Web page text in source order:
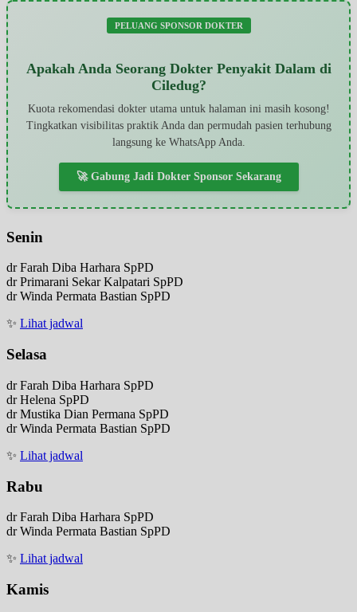
PELUANG SPONSOR DOKTER
Apakah Anda Seorang Dokter Penyakit Dalam di
Ciledug?
Kuota rekomendasi dokter utama untuk halaman ini masih kosong!
Tingkatkan visibilitas praktik Anda dan permudah pasien terhubung
langsung ke WhatsApp Anda.
🚀 Gabung Jadi Dokter Sponsor Sekarang
Senin
dr Farah Diba Harhara SpPD
dr Primarani Sekar Kalpatari SpPD
dr Winda Permata Bastian SpPD
✨ Lihat jadwal
Selasa
dr Farah Diba Harhara SpPD
dr Helena SpPD
dr Mustika Dian Permana SpPD
dr Winda Permata Bastian SpPD
✨ Lihat jadwal
Rabu
dr Farah Diba Harhara SpPD
dr Winda Permata Bastian SpPD
✨ Lihat jadwal
Kamis